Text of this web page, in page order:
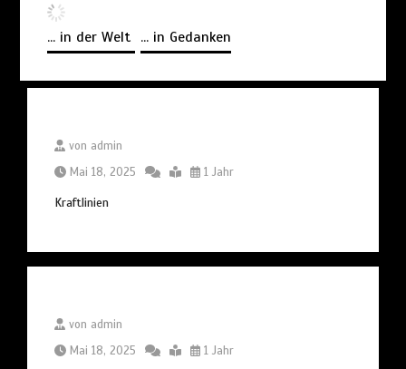
... in der Welt ... in Gedanken
von admin
Mai 18, 2025
1 Jahr
Kraftlinien
von admin
Mai 18, 2025
1 Jahr